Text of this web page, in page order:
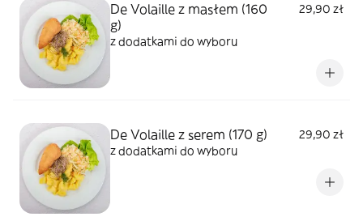
De Volaille z masłem (160
g)
29,90 zł
z dodatkami do wyboru
De Volaille z serem (170 g)
29,90 zł
z dodatkami do wyboru